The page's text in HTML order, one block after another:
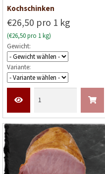
B
w
e
r
t
e
t
t
0
v
o
n
Kochschinken
€26,50 pro 1 kg
(€26,50 pro 1 kg)
Gewicht:
Variante: